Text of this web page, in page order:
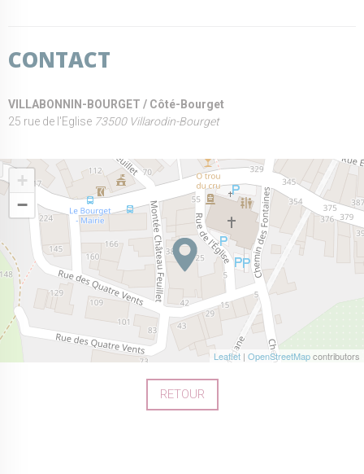
CONTACT
VILLABONNIN-BOURGET / Côté-Bourget
25 rue de l'Eglise 73500 Villarodin-Bourget
+
−
Leaflet | OpenStreetMapcontributors
RETOUR